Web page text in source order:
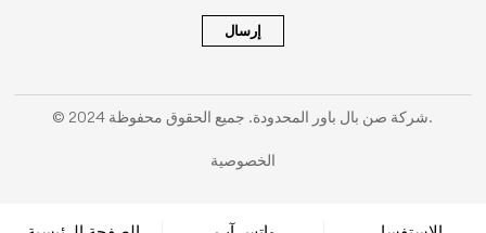
إرسال
© 2024 شركة صن بال باور المحدودة. جميع الحقوق محفوظة.
الخصوصية